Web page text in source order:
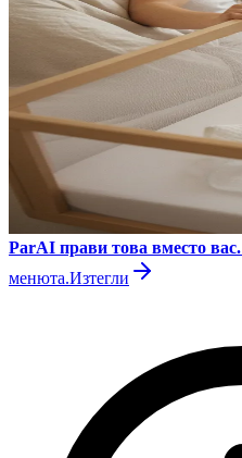
ParAI прави това вместо вас.
менюта.Изтегли